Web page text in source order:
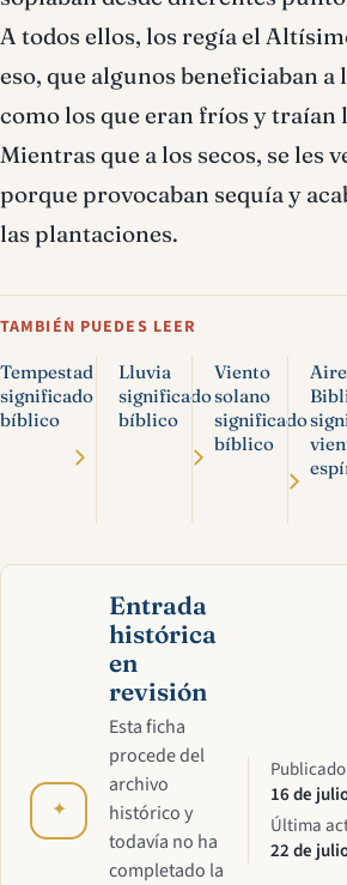
A todos ellos, los regía el
eso, que algunos beneficiaban a
como los que eran fríos y traían
Mientras que a los secos, se les
porque provocaban sequía y
las plantaciones.
TAMBIÉN PUEDES LEER
Tempestad
significado
bíblico
Lluvia
significado
bíblico
Viento
solano
significado
bíblico
✦
Entrada
histórica
en
revisión
Esta ficha
procede del
archivo
histórico y
todavía no ha
completado la
Publicado
16 de
Última
22 de